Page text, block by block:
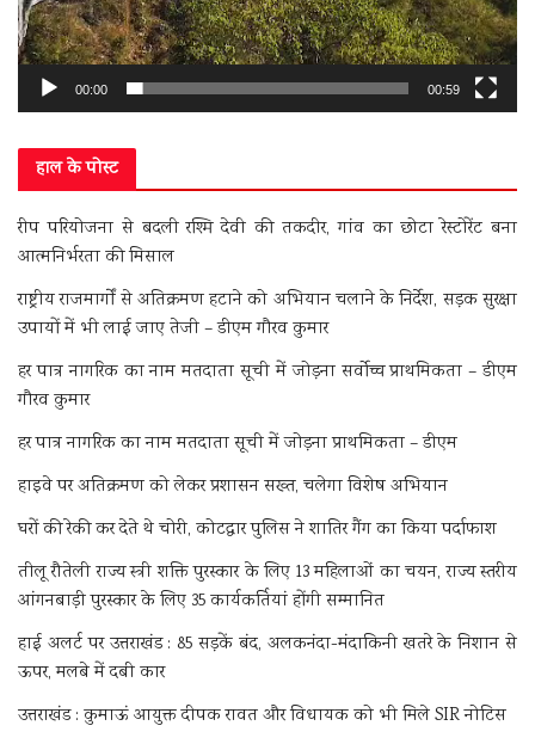
00:00 00:59
हाल के पोस्ट
रीप परियोजना से बदली रश्मि देवी की तकदीर, गांव का छोटा रेस्टोरेंट बना
आत्मनिर्भरता की मिसाल
राष्ट्रीय राजमार्गों से अतिक्रमण हटाने को अभियान चलाने के निर्देश, सड़क सुरक्षा
उपायों में भी लाई जाए तेजी – डीएम गौरव कुमार
हर पात्र नागरिक का नाम मतदाता सूची में जोड़ना सर्वोच्च प्राथमिकता – डीएम
गौरव कुमार
हर पात्र नागरिक का नाम मतदाता सूची में जोड़ना प्राथमिकता – डीएम
हाइवे पर अतिक्रमण को लेकर प्रशासन सख्त, चलेगा विशेष अभियान
घरों की रेकी कर देते थे चोरी, कोटद्वार पुलिस ने शातिर गैंग का किया पर्दाफाश
तीलू रौतेली राज्य स्त्री शक्ति पुरस्कार के लिए 13 महिलाओं का चयन, राज्य स्तरीय
आंगनबाड़ी पुरस्कार के लिए 35 कार्यकर्तियां होंगी सम्मानित
हाई अलर्ट पर उत्तराखंड : 85 सड़कें बंद, अलकनंदा-मंदाकिनी खतरे के निशान से
ऊपर, मलबे में दबी कार
उत्तराखंड : कुमाऊं आयुक्त दीपक रावत और विधायक को भी मिले SIR नोटिस